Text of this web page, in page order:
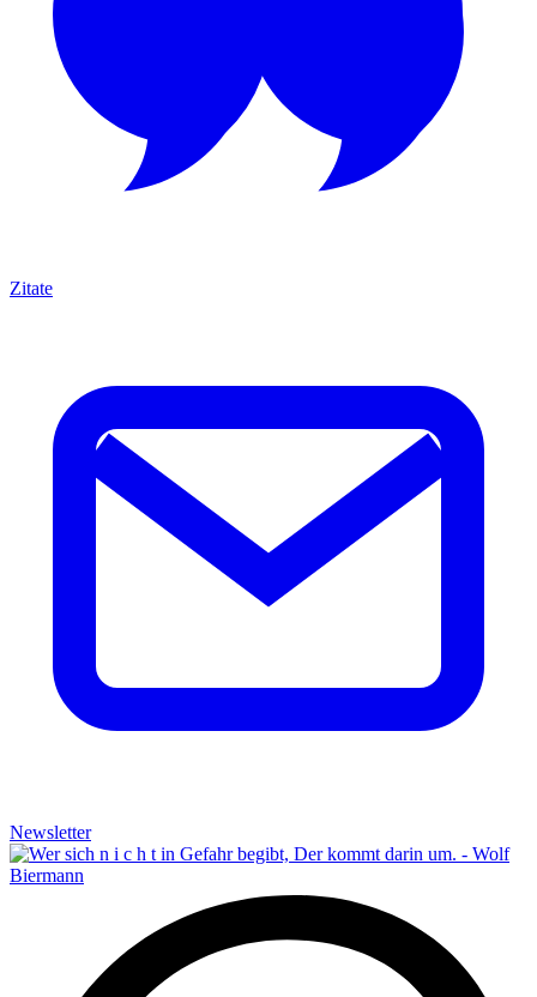
Zitate
Newsletter